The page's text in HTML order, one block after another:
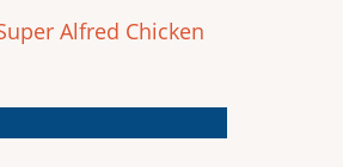
Alfred Chicken